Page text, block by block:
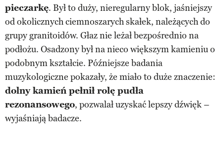
pieczarkę. Był to duży, nieregularny blok, jaśniejszy
od okolicznych ciemnoszarych skałek, należących do
grupy granitoidów. Głaz nie leżał bezpośrednio na
podłożu. Osadzony był na nieco większym kamieniu o
podobnym kształcie. Późniejsze badania
muzykologiczne pokazały, że miało to duże znaczenie:
dolny kamień pełnił rolę pudła
rezonansowego, pozwalał uzyskać lepszy dźwięk –
wyjaśniają badacze.